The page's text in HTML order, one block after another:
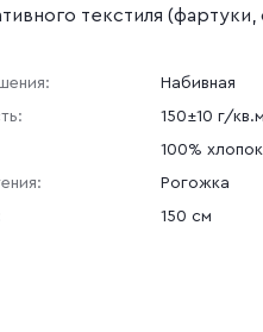
текстиля
Набивная
150±10 г/кв.м
100% хлопок
Рогожка
150 см